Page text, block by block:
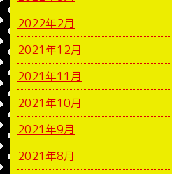
2022年2月
2021年12月
2021年11月
2021年10月
2021年9月
2021年8月